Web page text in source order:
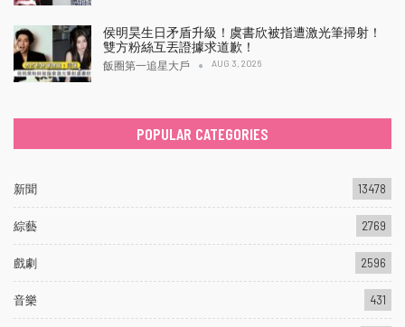
侯明昊生日矛盾升級！虞書欣被指遭激光筆掃射！
雙方粉絲互丟證據求道歉！
飯圈第一追星大戶 AUG 3, 2026
POPULAR CATEGORIES
新聞 13478
綜藝 2769
戲劇 2596
音樂 431